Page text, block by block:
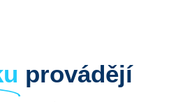
provádějí